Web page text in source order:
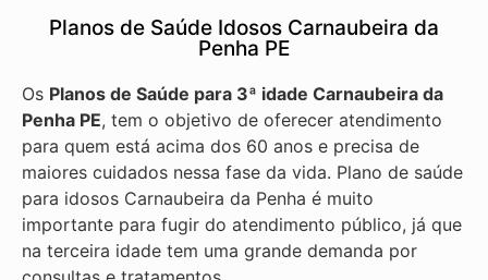
Planos de Saúde Idosos Carnaubeira da
Penha PE
Os Planos de Saúde para 3ª idade Carnaubeira da
Penha PE, tem o objetivo de oferecer atendimento
para quem está acima dos 60 anos e precisa de
maiores cuidados nessa fase da vida. Plano de saúde
para idosos Carnaubeira da Penha é muito
importante para fugir do atendimento público, já que
na terceira idade tem uma grande demanda por